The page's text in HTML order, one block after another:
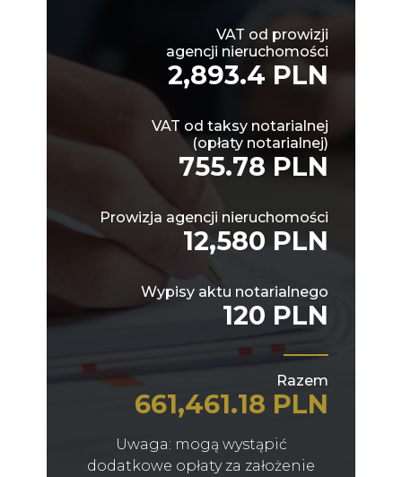
VAT od prowizji
agencji nieruchomości
2,893.4 PLN
VAT od taksy notarialnej
(opłaty notarialnej)
755.78 PLN
Prowizja agencji nieruchomości
12,580 PLN
Wypisy aktu notarialnego
120 PLN
Razem
661,461.18 PLN
Uwaga: mogą wystąpić
dodatkowe opłaty za założenie